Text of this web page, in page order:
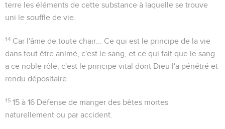
terre les éléments de cette substance à laquelle se trouve
uni le souffle de vie.
14 Car l'âme de toute chair...
Ce qui est le principe de la vie
dans tout être animé, c'est le sang, et ce qui fait que le sang
a ce noble rôle, c'est le principe vital dont Dieu l'a pénétré et
rendu dépositaire.
15 15 à 16 Défense de manger des bêtes mortes
naturellement ou par accident.